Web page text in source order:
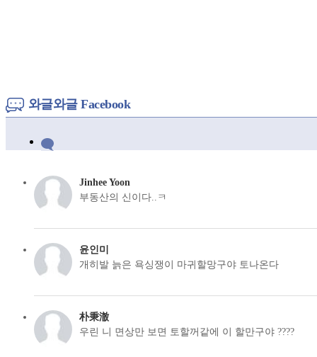
와글와글 Facebook
Jinhee Yoon
부동산의 신이다..ㅋ
윤인미
개히발 늙은 욕싱쟁이 마귀할망구야 토나온다
朴秉澈
우린 니 면상만 보면 토할꺼같에 이 할만구야 ????